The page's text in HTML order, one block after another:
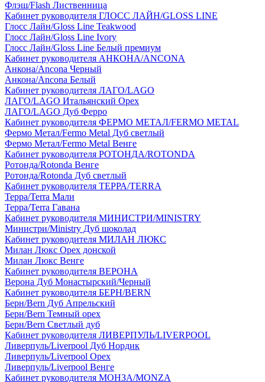
Флэш/Flash Лиственница
Кабинет руководителя ГЛОСС ЛАЙН/GLOSS LINE
Глосс Лайн/Gloss Line Teakwood
Глосс Лайн/Gloss Line Ivory
Глосс Лайн/Gloss Line Белый премиум
Кабинет руководителя АНКОНА/ANCONA
Анкона/Ancona Черный
Анкона/Ancona Белый
Кабинет руководителя ЛАГО/LAGO
ЛАГО/LAGO Итальянский Орех
ЛАГО/LAGO Дуб Ферро
Кабинет руководителя ФЕРМО МЕТАЛ/FERMO METAL
Фермо Метал/Fermo Metal Дуб светлый
Фермо Метал/Fermo Metal Венге
Кабинет руководителя РОТОНДА/ROTONDA
Ротонда/Rotonda Венге
Ротонда/Rotonda Дуб светлый
Кабинет руководителя ТЕРРА/TERRA
Терра/Terra Мали
Терра/Terra Гавана
Кабинет руководителя МИНИСТРИ/MINISTRY
Министри/Ministry Дуб шоколад
Кабинет руководителя МИЛАН ЛЮКС
Милан Люкс Орех донской
Милан Люкс Венге
Кабинет руководителя ВЕРОНА
Верона Дуб Монастырский/Черный
Кабинет руководителя БЕРН/BERN
Берн/Bern Дуб Апрельский
Берн/Bern Темный орех
Берн/Bern Светлый дуб
Кабинет руководителя ЛИВЕРПУЛЬ/LIVERPOOL
Ливерпуль/Liverpool Дуб Нордик
Ливерпуль/Liverpool Орех
Ливерпуль/Liverpool Венге
Кабинет руководителя МОНЗА/MONZA